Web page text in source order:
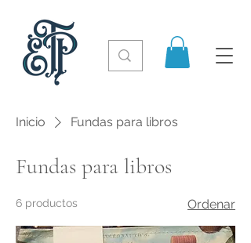
Inicio Fundas para libros
Fundas para libros
6 productos Ordenar